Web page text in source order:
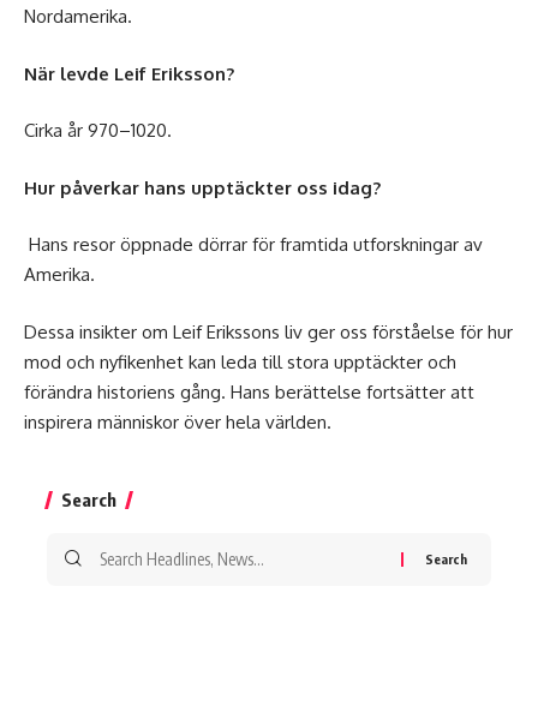
Nordamerika.
När levde Leif Eriksson?
Cirka år 970–1020.
Hur påverkar hans upptäckter oss idag?
Hans resor öppnade dörrar för framtida utforskningar av
Amerika.
Dessa insikter om Leif Erikssons liv ger oss förståelse för hur
mod och nyfikenhet kan leda till stora upptäckter och
förändra historiens gång. Hans berättelse fortsätter att
inspirera människor över hela världen.
Search
Search